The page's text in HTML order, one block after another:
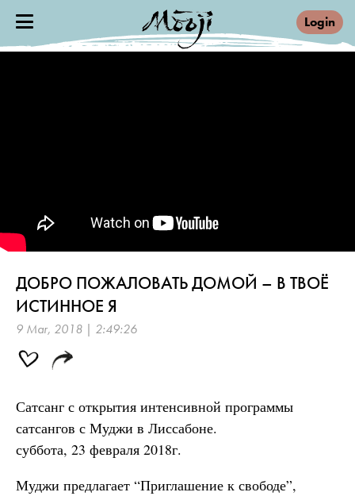
Login
ДОБРО ПОЖАЛОВАТЬ ДОМОЙ – В ТВОЁ
ИСТИННОЕ Я
9 Mar, 2018 | 2:49:26
Сатсанг с открытия интенсивной программы
сатсангов с Муджи в Лиссабоне.
суббота, 23 февраля 2018г.
Муджи предлагает “Приглашение к свободе”,